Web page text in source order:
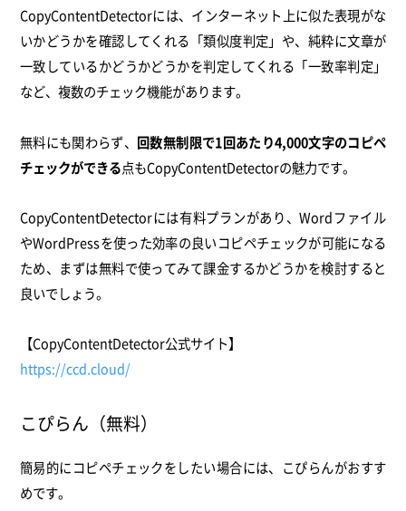
CopyContentDetectorには、インターネット上に似た表現がな
いかどうかを確認してくれる「類似度判定」や、純粋に文章が
一致しているかどうかどうかを判定してくれる「一致率判定」
など、複数のチェック機能があります。
無料にも関わらず、 回数無制限で1回あたり4,000文字のコピペ
チェックができる点もCopyContentDetectorの魅力です。
CopyContentDetectorには有料プランがあり、Wordファイル
やWordPressを使った効率の良いコピペチェックが可能になる
ため、まずは無料で使ってみて課金するかどうかを検討すると
良いでしょう。
【CopyContentDetector公式サイト】
https://ccd.cloud/
こぴらん（無料）
簡易的にコピペチェックをしたい場合には、こぴらんがおすす
めです。